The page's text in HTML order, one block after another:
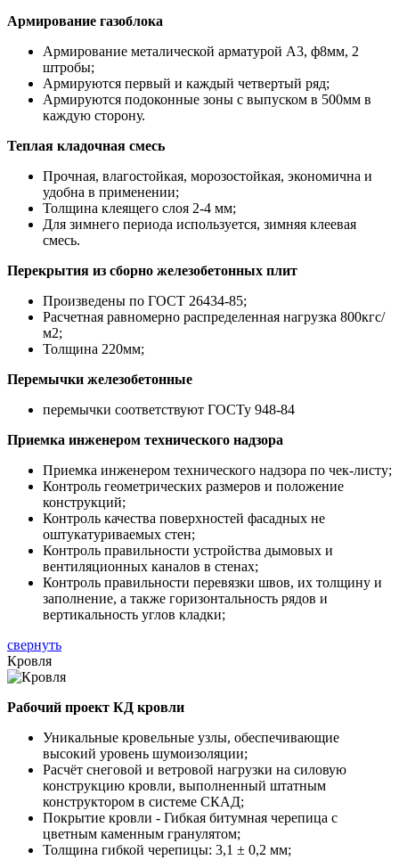
Армирование газоблока
Армирование металической арматурой А3, ф8мм, 2
штробы;
Армируются первый и каждый четвертый ряд;
Армируются подоконные зоны с выпуском в 500мм в
каждую сторону.
Теплая кладочная смесь
Прочная, влагостойкая, морозостойкая, экономична и
удобна в применении;
Толщина клеящего слоя 2-4 мм;
Для зимнего периода используется, зимняя клеевая
смесь.
Перекрытия из сборно железобетонных плит
Произведены по ГОСТ 26434-85;
Расчетная равномерно распределенная нагрузка 800кгс/
м2;
Толщина 220мм;
Перемычки железобетонные
перемычки соответствуют ГОСТу 948-84
Приемка инженером технического надзора
Приемка инженером технического надзора по чек-листу;
Контроль геометрических размеров и положение
конструкций;
Контроль качества поверхностей фасадных не
оштукатуриваемых стен;
Контроль правильности устройства дымовых и
вентиляционных каналов в стенах;
Контроль правильности перевязки швов, их толщину и
заполнение, а также горизонтальность рядов и
вертикальность углов кладки;
свернуть
Кровля
Рабочий проект КД кровли
Уникальные кровельные узлы, обеспечивающие
высокий уровень шумоизоляции;
Расчёт снеговой и ветровой нагрузки на силовую
конструкцию кровли, выполненный штатным
конструктором в системе СКАД;
Покрытие кровли - Гибкая битумная черепица с
цветным каменным гранулятом;
Толщина гибкой черепицы: 3,1 ± 0,2 мм;